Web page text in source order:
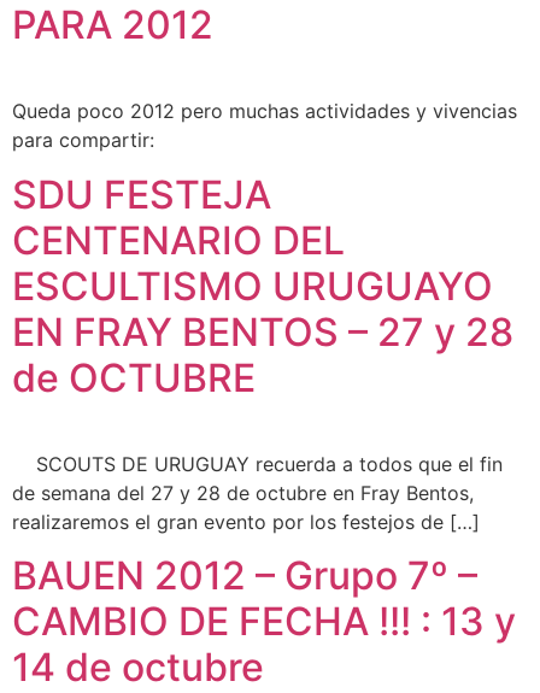
PARA 2012
Queda poco 2012 pero muchas actividades y vivencias
para compartir:
SDU FESTEJA
CENTENARIO DEL
ESCULTISMO URUGUAYO
EN FRAY BENTOS – 27 y 28
de OCTUBRE
SCOUTS DE URUGUAY recuerda a todos que el fin
de semana del 27 y 28 de octubre en Fray Bentos,
realizaremos el gran evento por los festejos de […]
BAUEN 2012 – Grupo 7º –
CAMBIO DE FECHA !!! : 13 y
14 de octubre